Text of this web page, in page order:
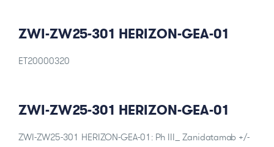
ZWI-ZW25-301 HERIZON-GEA-01
ET20000320
ZWI-ZW25-301 HERIZON-GEA-01
ZWI-ZW25-301 HERIZON-GEA-01: Ph III_ Zanidatamab +/-